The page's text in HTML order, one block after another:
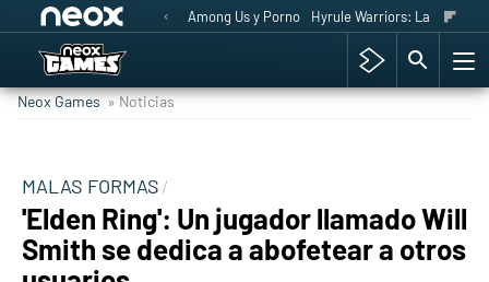
Among Us y Porno Hyrule Warriors: La Era del
Neox Games » Noticias
MALAS FORMAS
'Elden Ring': Un jugador llamado Will
Smith se dedica a abofetear a otros